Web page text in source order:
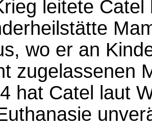
leitete
wo er an
zugelassenen
hat Catel laut